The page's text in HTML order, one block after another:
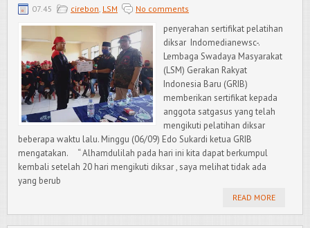
07.45 cirebon LSM No comments
penyerahan sertifikat pelatihan
diksar Indomedianewsc-.
Lembaga Swadaya Masyarakat
(LSM) Gerakan Rakyat
Indonesia Baru (GRIB)
memberikan sertifikat kepada
anggota satgasus yang telah
mengikuti pelatihan diksar
beberapa waktu lalu. Minggu (06/09) Edo Sukardi ketua GRIB
mengatakan. “ Alhamdulilah pada hari ini kita dapat berkumpul
kembali setelah 20 hari mengikuti diksar , saya melihat tidak ada
yang berub
READ MORE